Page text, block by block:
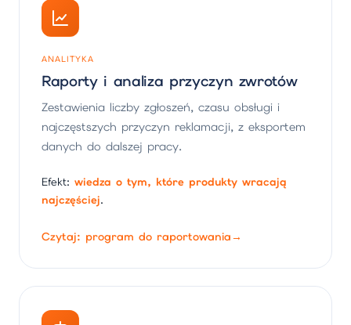
ANALITYKA
Raporty i analiza przyczyn zwrotów
Zestawienia liczby zgłoszeń, czasu obsługi i
najczęstszych przyczyn reklamacji, z eksportem
danych do dalszej pracy.
Efekt: wiedza o tym, które produkty wracają
najczęściej.
Czytaj: program do raportowania→